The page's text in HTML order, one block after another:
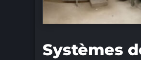
Systèmes